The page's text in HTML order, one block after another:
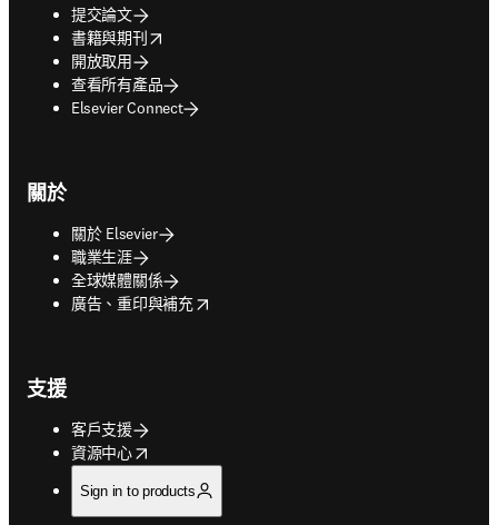
提交論文
書籍與期刊
opens in new tab/window
開放取用
查看所有產品
Elsevier Connect
關於
關於 Elsevier
職業生涯
全球媒體關係
廣告、重印與補充
opens in new tab/window
支援
客戶支援
資源中心
opens in new tab/window
Sign in to products